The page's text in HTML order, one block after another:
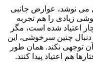
می نوشد، عوارض جانبی
زیادی را هم تجربه
اعتیاد شده است، مگر
چنین سرخوشی، این
توجهی نکند. همان طور
هم اعتیاد پیدا کنند.